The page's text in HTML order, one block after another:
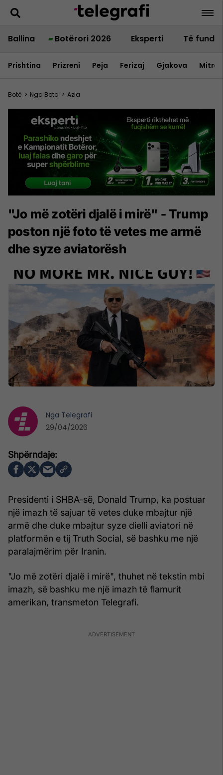
Ballina Botërori 2026 Eksperti Të fundit
Prishtina Prizreni Peja Ferizaj Gjakova
Botë > Nga Bota > Azia
"Jo më zotëri djalë i mirë" - Trump
poston një foto të vetes me armë
dhe syze aviatorësh
Presidenti i SHBA-së, Donald Trump, ka postuar
një imazh të sajuar të vetes duke mbajtur një
armë dhe duke mbajtur syze dielli aviatori në
platformën e tij Truth Social, së bashku me një
paralajmërim për Iranin.
"Jo më zotëri djalë i mirë", thuhet në tekstin mbi
imazh, së bashku me një imazh të flamurit
amerikan, transmeton Telegrafi.
Nga Telegrafi
29/04/2026